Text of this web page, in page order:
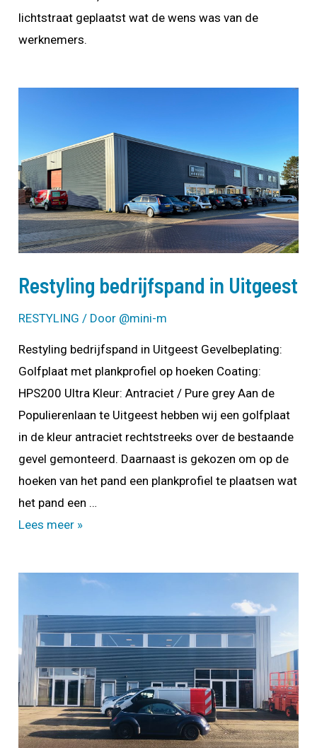
lichtstraat geplaatst wat de wens was van de
werknemers.
Restyling bedrijfspand in Uitgeest
RESTYLING / Door @mini-m
Restyling bedrijfspand in Uitgeest Gevelbeplating:
Golfplaat met plankprofiel op hoeken Coating:
HPS200 Ultra Kleur: Antraciet / Pure grey Aan de
Populierenlaan te Uitgeest hebben wij een golfplaat
in de kleur antraciet rechtstreeks over de bestaande
gevel gemonteerd. Daarnaast is gekozen om op de
hoeken van het pand een plankprofiel te plaatsen wat
het pand een …
Restyling
Lees meer »